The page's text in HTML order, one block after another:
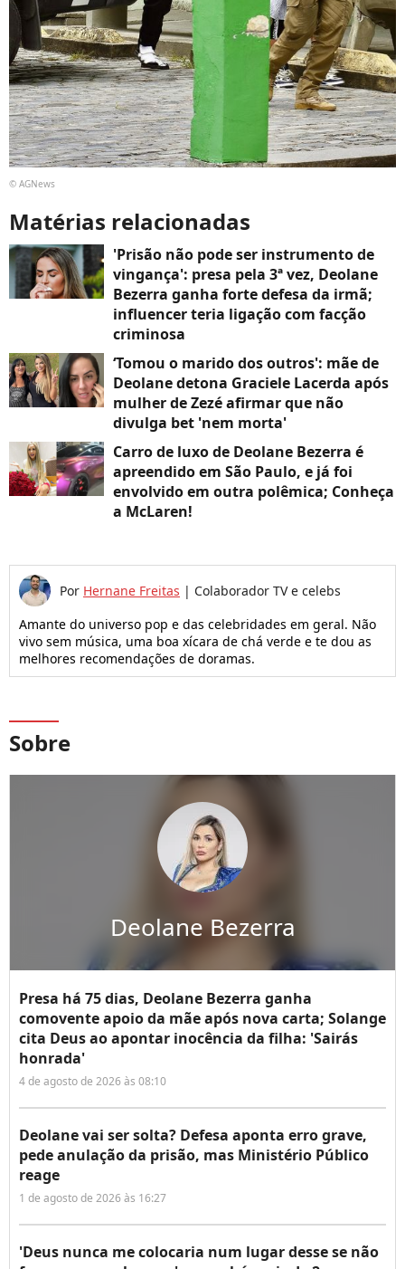
© AGNews
Matérias relacionadas
'Prisão não pode ser instrumento de
vingança': presa pela 3ª vez, Deolane
Bezerra ganha forte defesa da irmã;
influencer teria ligação com facção
criminosa
‘Tomou o marido dos outros': mãe de
Deolane detona Graciele Lacerda após
mulher de Zezé afirmar que não
divulga bet 'nem morta'
Carro de luxo de Deolane Bezerra é
apreendido em São Paulo, e já foi
envolvido em outra polêmica; Conheça
a McLaren!
Por Hernane Freitas | Colaborador TV e celebs
Amante do universo pop e das celebridades em geral. Não
vivo sem música, uma boa xícara de chá verde e te dou as
melhores recomendações de doramas.
Sobre
Deolane Bezerra
Presa há 75 dias, Deolane Bezerra ganha
comovente apoio da mãe após nova carta; Solange
cita Deus ao apontar inocência da filha: 'Sairás
honrada'
4 de agosto de 2026 às 08:10
Deolane vai ser solta? Defesa aponta erro grave,
pede anulação da prisão, mas Ministério Público
reage
1 de agosto de 2026 às 16:27
'Deus nunca me colocaria num lugar desse se não